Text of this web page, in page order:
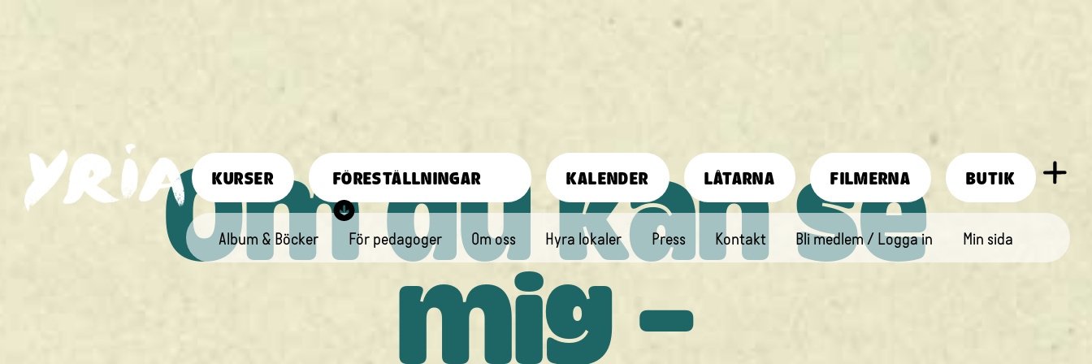
KURSER FÖRESTÄLLNINGAR KALENDER LÅTARNA FILMERNA BUTIK
Album & Böcker För pedagoger Om oss Hyra lokaler Press Kontakt Bli medlem / Logga in Min sida
Om du kan se
mig -